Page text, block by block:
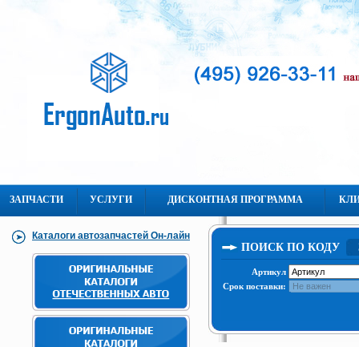
ЗАПЧАСТИ УСЛУГИ ДИСКОНТНАЯ ПРОГРАММА
Каталоги автозапчастей Он-лайн
ПОИСК ПО КОДУ
Артикул
Срок поставки: